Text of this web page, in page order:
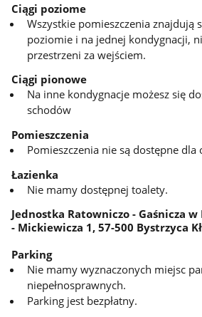
Ciągi poziome
Wszystkie pomieszczenia znajdują
poziomie i na jednej kondygnacji,
przestrzeni za wejściem.
Ciągi pionowe
Na inne kondygnacje możesz się
schodów
Pomieszczenia
Pomieszczenia nie są dostępne dla
Łazienka
Nie mamy dostępnej toalety.
Jednostka Ratowniczo - Gaśnicza
- Mickiewicza 1, 57-500 Bystrzyca
Parking
Nie mamy wyznaczonych miejsc
niepełnosprawnych.
Parking jest bezpłatny.